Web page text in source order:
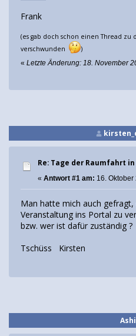
Frank
(es gab doch schon einen Thread zu
verschwunden
)
« Letzte Änderung: 18. November
Re: Tage der Raumfahrt
« Antwort #1 am: 16.
Man hatte mich auch
Veranstaltung ins Portal zu
bzw. wer ist dafür zuständig ?
Tschüss Kirsten